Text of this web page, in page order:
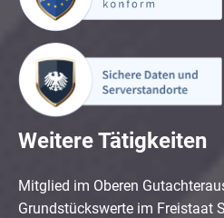
Weitere Tätigkeiten
Mitglied im Oberen
Grundstückswerte im Freistaat